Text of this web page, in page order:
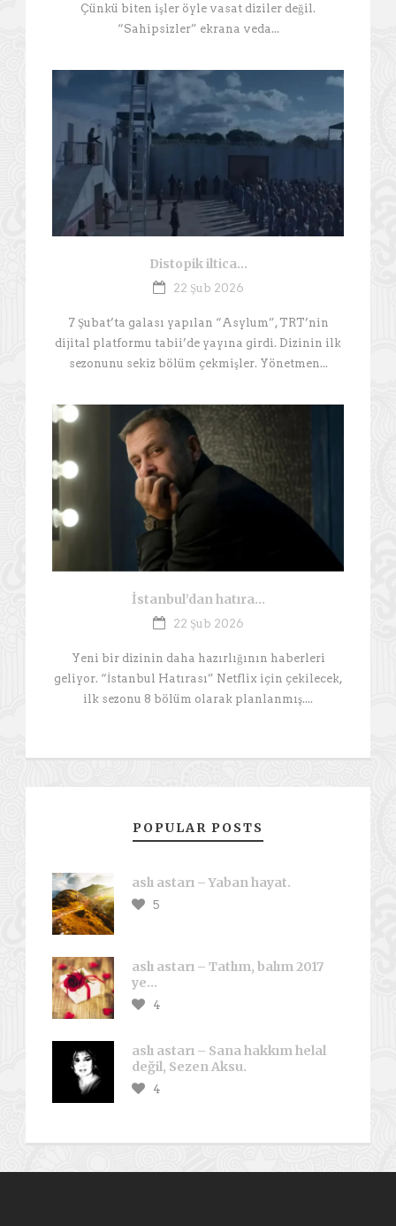
Çünkü biten işler öyle vasat diziler değil.
“Sahipsizler” ekrana veda...
Distopik iltica…
22 Şub 2026
7 Şubat’ta galası yapılan “Asylum”, TRT’nin
dijital platformu tabii’de yayına girdi. Dizinin ilk
sezonunu sekiz bölüm çekmişler. Yönetmen...
İstanbul’dan hatıra…
22 Şub 2026
Yeni bir dizinin daha hazırlığının haberleri
geliyor. “İstanbul Hatırası” Netflix için çekilecek,
ilk sezonu 8 bölüm olarak planlanmış....
POPULAR POSTS
aslı astarı – Yaban hayat.
5
aslı astarı – Tatlım, balım 2017
ye…
4
aslı astarı – Sana hakkım helal
değil, Sezen Aksu.
4